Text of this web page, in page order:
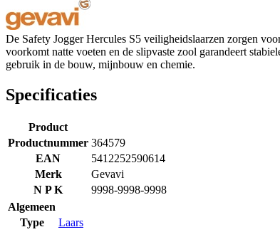
De Safety Jogger Hercules S5 veiligheidslaarzen zorgen
voorkomt natte voeten en de slipvaste zool garandeert
gebruik in de bouw, mijnbouw en chemie.
Specificaties
Product
Productnummer 364579
EAN
5412252590614
Merk
Gevavi
N P K
9998-9998-9998
Algemeen
Type
Laars